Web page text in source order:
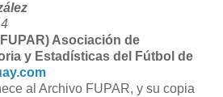
Asociación de
y Estadísticas del Fútbol de
al Archivo FUPAR, y su copia